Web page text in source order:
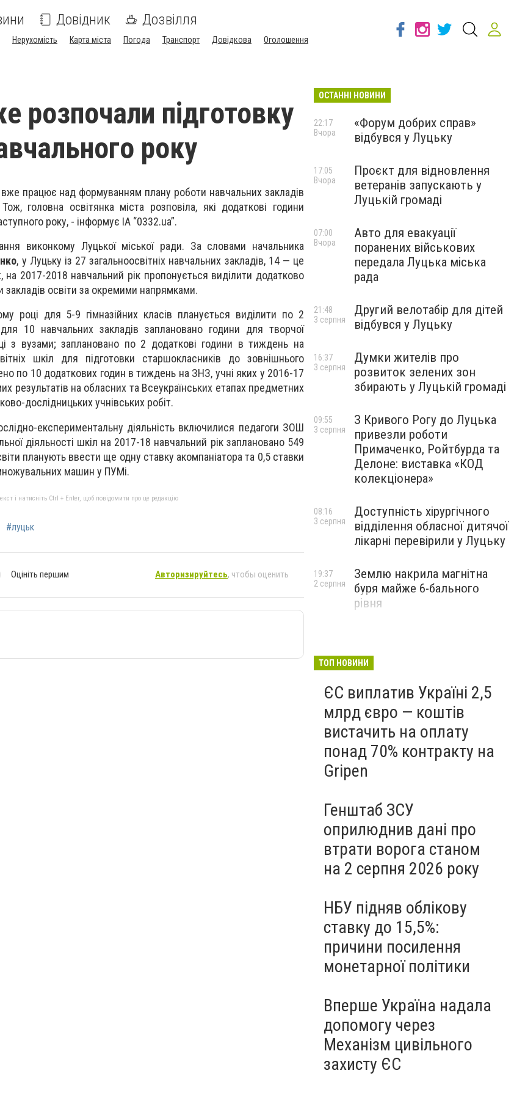
Довідник Дозвілля
Нерухомість Карта міста Погода Транспорт Довідкова Оголошення
розпочали підготовку
року
вже працює над формуванням плану роботи навчальних закладів
головна освітянка міста розповіла, які додаткові години
року, - інформує ІА “0332.ua”.
виконкому Луцької міської ради. За словами начальника
, у Луцьку із 27 загальноосвітніх навчальних закладів, 14 — це
2017-2018 навчальний рік пропонується виділити додатково
освіти за окремими напрямками.
році для 5-9 гімназійних класів планується виділити по 2
10 навчальних закладів заплановано години для творчої
з вузами; заплановано по 2 додаткові години в тиждень на
шкіл для підготовки старшокласників до зовнішнього
по 10 додаткових годин в тиждень на ЗНЗ, учні яких у 2016-17
результатів на обласних та Всеукраїнських етапах предметних
дослідницьких учнівських робіт.
експериментальну діяльність включилися педагоги ЗОШ
діяльності шкіл на 2017-18 навчальний рік заплановано 549
планують ввести ще одну ставку акомпаніатора та 0,5 ставки
машин у ПУМі.
і натисніть Ctrl + Enter, щоб повідомити про це редакцію
#луцьк
Оцініть першим Авторизируйтесь, чтобы оценить
ОСТАННІ НОВИНИ
«Форум добрих справ»
відбувся у Луцьку
22:17
Вчора
Проєкт для відновлення
ветеранів запускають у
Луцькій громаді
17:05
Вчора
Авто для евакуації
поранених військових
передала Луцька міська
рада
07:00
Вчора
Другий велотабір для дітей
відбувся у Луцьку
21:48
3 серпня
Думки жителів про
розвиток зелених зон
збирають у Луцькій громаді
16:37
3 серпня
З Кривого Рогу до Луцька
привезли роботи
Примаченко, Ройтбурда та
Делоне: виставка «КОД
колекціонера»
09:55
3 серпня
Доступність хірургічного
відділення обласної дитячої
лікарні перевірили у Луцьку
08:16
3 серпня
Землю накрила магнітна
буря майже 6-бального
рівня
19:37
2 серпня
ТОП НОВИНИ
ЄС виплатив Україні 2,5
млрд євро — коштів
вистачить на оплату
понад 70% контракту на
Gripen
Генштаб ЗСУ
оприлюднив дані про
втрати ворога станом
на 2 серпня 2026 року
НБУ підняв облікову
ставку до 15,5%:
причини посилення
монетарної політики
Вперше Україна надала
допомогу через
Механізм цивільного
захисту ЄС